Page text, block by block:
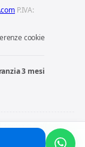
P.IVA:
cookie
3 mesi
non è affiliata
Marchi e loghi